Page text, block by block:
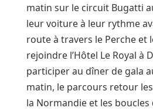
matin sur le circuit Bugatti
leur voiture à leur rythme
route à travers le Perche et
rejoindre l’Hôtel Le Royal à
participer au dîner de gala
matin, le parcours retour
la Normandie et les boucles